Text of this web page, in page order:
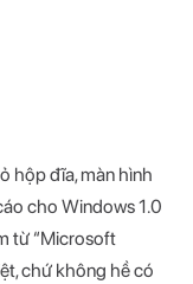
hộp đĩa, màn hình
cho Windows 1.0
từ “Microsoft
chứ không hề có